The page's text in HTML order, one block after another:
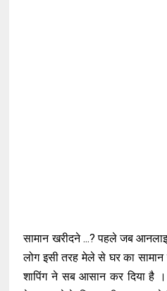
सामान खरीदने ...? पहले जब
लोग इसी तरह मेले से घर का
शापिंग ने सब आसान कर दिया है